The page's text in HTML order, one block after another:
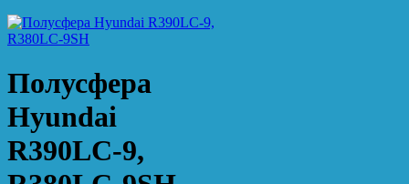
Полусфера
Hyundai
R390LC-9,